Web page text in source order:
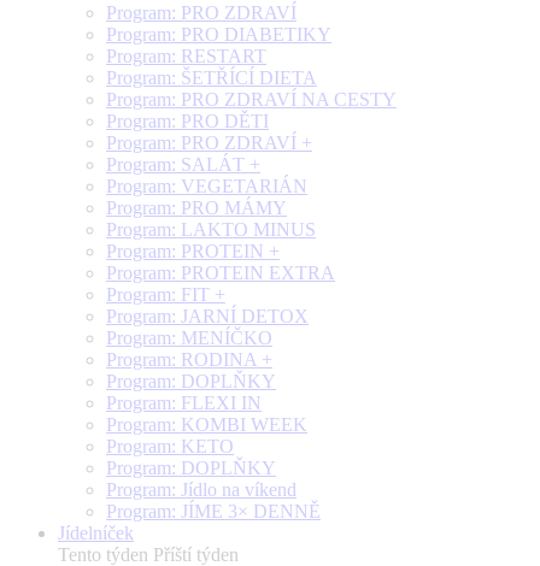
Program: PRO ZDRAVÍ
Program: PRO DIABETIKY
Program: RESTART
Program: ŠETŘÍCÍ DIETA
Program: PRO ZDRAVÍ NA CESTY
Program: PRO DĚTI
Program: PRO ZDRAVÍ +
Program: SALÁT +
Program: VEGETARIÁN
Program: PRO MÁMY
Program: LAKTO MINUS
Program: PROTEIN +
Program: PROTEIN EXTRA
Program: FIT +
Program: JARNÍ DETOX
Program: MENÍČKO
Program: RODINA +
Program: DOPLŇKY
Program: FLEXI IN
Program: KOMBI WEEK
Program: KETO
Program: DOPLŇKY
Program: Jídlo na víkend
Program: JÍME 3× DENNĚ
Jídelníček
Tento týden Příští týden